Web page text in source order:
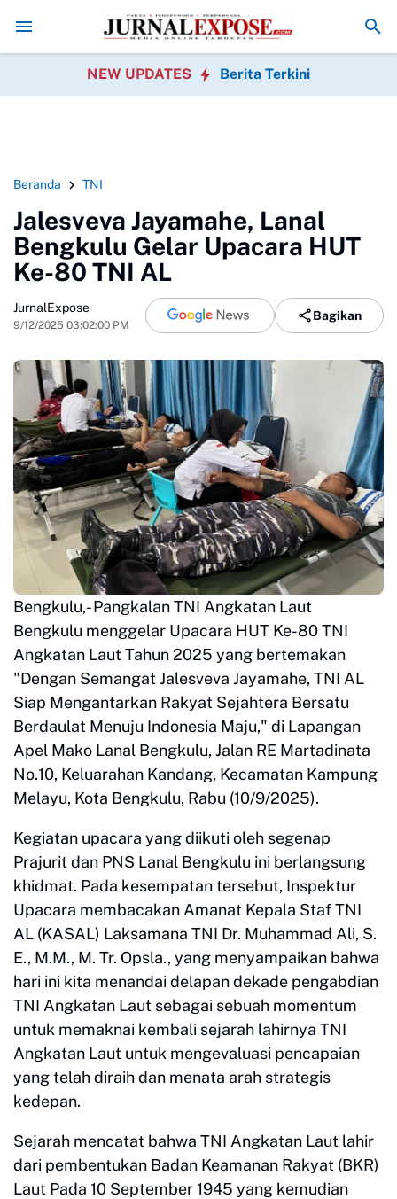
HUT Ke-81 Republik IndonesiaPedagang Pasar Cidu Berbenah,
NEW UPDATES Berita Terkini
Beranda TNI
Jalesveva Jayamahe, Lanal
Bengkulu Gelar Upacara HUT
Ke-80 TNI AL
JurnalExpose
9/12/2025 03:02:00 PM
Bagikan
Bengkulu,- Pangkalan TNI Angkatan Laut
Bengkulu menggelar Upacara HUT Ke-80 TNI
Angkatan Laut Tahun 2025 yang bertemakan
"Dengan Semangat Jalesveva Jayamahe, TNI AL
Siap Mengantarkan Rakyat Sejahtera Bersatu
Berdaulat Menuju Indonesia Maju," di Lapangan
Apel Mako Lanal Bengkulu, Jalan RE Martadinata
No.10, Keluarahan Kandang, Kecamatan Kampung
Melayu, Kota Bengkulu, Rabu (10/9/2025).
Kegiatan upacara yang diikuti oleh segenap
Prajurit dan PNS Lanal Bengkulu ini berlangsung
khidmat. Pada kesempatan tersebut, Inspektur
Upacara membacakan Amanat Kepala Staf TNI
AL (KASAL) Laksamana TNI Dr. Muhammad Ali, S.
E., M.M., M. Tr. Opsla., yang menyampaikan bahwa
hari ini kita menandai delapan dekade pengabdian
TNI Angkatan Laut sebagai sebuah momentum
untuk memaknai kembali sejarah lahirnya TNI
Angkatan Laut untuk mengevaluasi pencapaian
yang telah diraih dan menata arah strategis
kedepan.
Sejarah mencatat bahwa TNI Angkatan Laut lahir
dari pembentukan Badan Keamanan Rakyat (BKR)
Laut Pada 10 September 1945 yang kemudian